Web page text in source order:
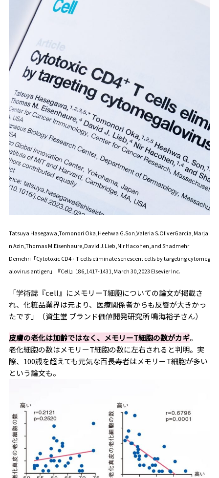
Tatsuya Hasegawa,Tomonori Oka,Heehwa G.Son,Valeria S.OliverGarcia,Marja
n Azin,Thomas M.Eisenhaure,David J.Lieb,Nir Hacohen,and Shadmehr
Demehri「Cytotoxic CD4+ T cells eliminate senescent cells by targeting cytomeg
alovirus antigen」『Cell』186,1417-1431,March 30,2023 Elsevier Inc.
「学術誌『cell』にメモリーT細胞についての論文が掲載さ
れ、化粧品業界は元より、医療関係者からも反響が大きかっ
たです」（資生堂 ブランド価値開発研究所 鳴海裕子さん）
皮膚の老化は加齢ではなく、メモリーT細胞の数がカギ。
老化細胞の数はメモリーT細胞の数に左右されると判明。実
際、100歳を超えても元気な百長寿者はメモリーT細胞が多い
という論文も。